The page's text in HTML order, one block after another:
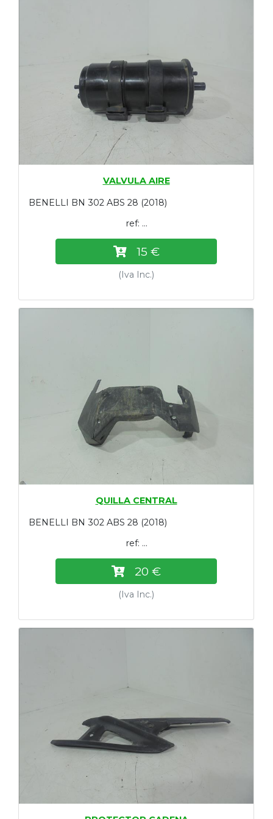
VALVULA AIRE
BENELLI BN 302 ABS 28 (2018)
ref: ...
15 €
(Iva Inc.)
QUILLA CENTRAL
BENELLI BN 302 ABS 28 (2018)
ref: ...
20 €
(Iva Inc.)